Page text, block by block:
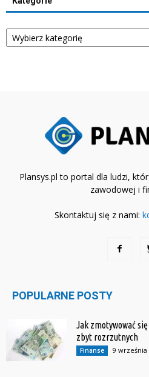
Kategorie
Plansys.pl to portal dla ludzi,
zawodowej i
Skontaktuj się z nami:
POPULARNE POSTY
Jak zmotywować
zbyt rozrzutnych
Finanse 9 września